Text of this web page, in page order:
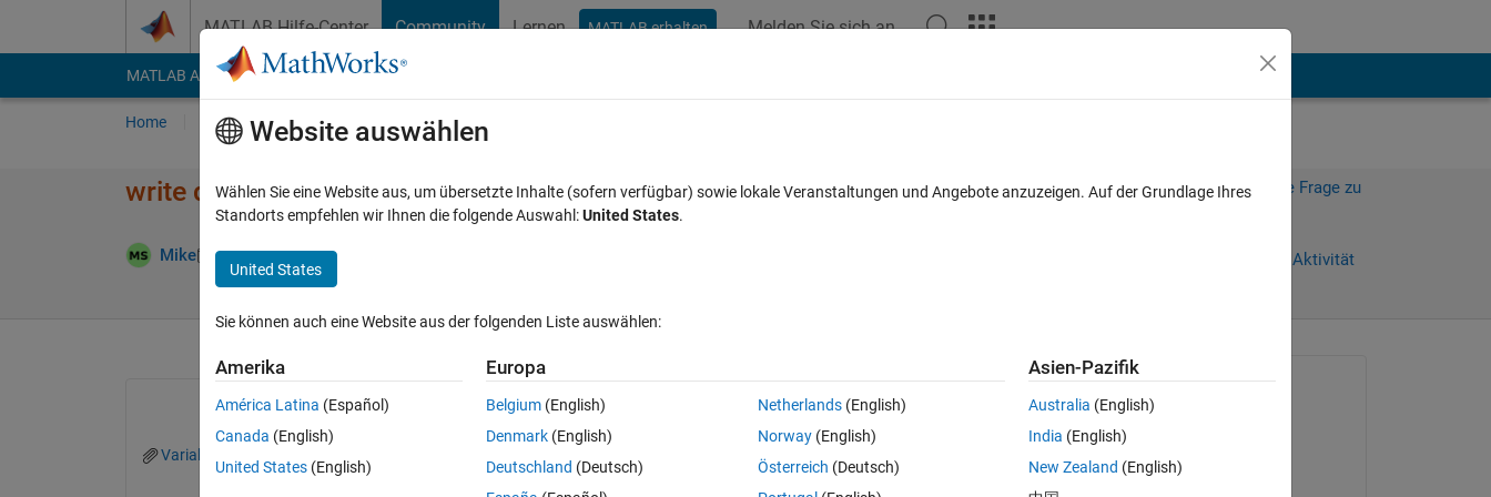
MATLAB Hilfe-Center Community Lernen MATLAB erhalten Melden Sie sich an
MATLAB Answers File Exchange Cody
Home Fragen Antworten Durchsuchen
write different data types to excel sheet
Mike 3 Apr. 2026 1 Antwort
Melden Sie sich an, um diese Frage zu
Anmelden, um Aktivität
0 Stimmen
Variable.mat
Mike
am 3 Apr. 2026
Website auswählen
Wählen Sie eine Website aus, um übersetzte Inhalte (sofern verfügbar) sowie lokale Veranstaltungen und Angebote anzuzeigen. Auf der Grundlage Ihres
Standorts empfehlen wir Ihnen die folgende Auswahl:United States.
United States
Sie können auch eine Website aus der folgenden Liste auswählen:
Amerika
América Latina (Español)
Canada (English)
United States (English)
Europa
Belgium (English)
Denmark (English)
Deutschland (Deutsch)
Netherlands(English)
Norway(English)
Österreich (Deutsch)
Asien-Pazifik
Australia (English)
India (English)
New Zealand (English)